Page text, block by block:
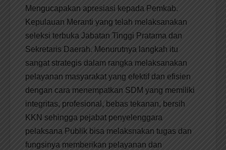
Mengucapakan apresiasi kepada Pemkab.
Kepulauan Meranti yang telah melaksanakan
seleksi terbuka Jabatan Tinggi Pratama dan
Sekretaris Daerah. Menurutnya langkah itu
sangat strategis dalam rangka melaksanakan
pelayanan masyarakat yang efektif dan efisien
dengan cara menempatkan SDM yang memiliki
integritas, profesional, bebas tekanan, bersih
KKN sehingga pejabat penyelenggara
pelaksana Publik bisa melaksnakan tugas dan
fungsinya memberikan pelayanan dan